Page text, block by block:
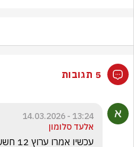
5 תגובות
13:24 - 14.03.2026
אלעד סלומון